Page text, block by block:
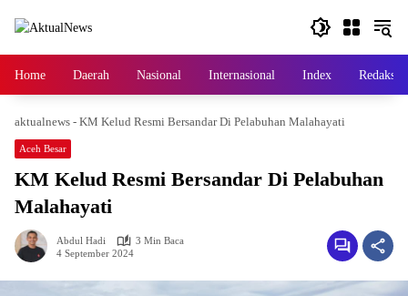
Home Daerah Nasional Internasional Index Redaksi
aktualnews - KM Kelud Resmi Bersandar Di Pelabuhan Malahayati
Aceh Besar
KM Kelud Resmi Bersandar Di Pelabuhan
Malahayati
Abdul Hadi
3 Min Baca
4 September 2024